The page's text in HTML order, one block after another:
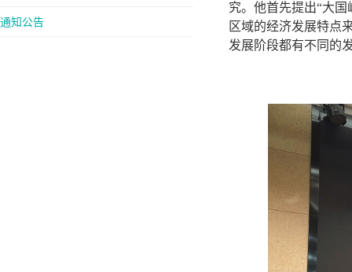
通知公告
究。他首先提出“大
区域的经济发展特点
发展阶段都有不同的